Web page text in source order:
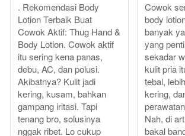
. Rekomendasi Body
Lotion Terbaik Buat
Cowok Aktif: Thug Hand &
Body Lotion. Cowok aktif
itu sering kena panas,
debu, AC, dan polusi.
Akibatnya? Kulit jadi
kering, kusam, bahkan
gampang iritasi. Tapi
tenang bro, solusinya
nggak ribet. Lo cukup
Cowok
body
banyak
yang
sekadar
kulit pria
tebal,
kering,
Nah, di
bakal